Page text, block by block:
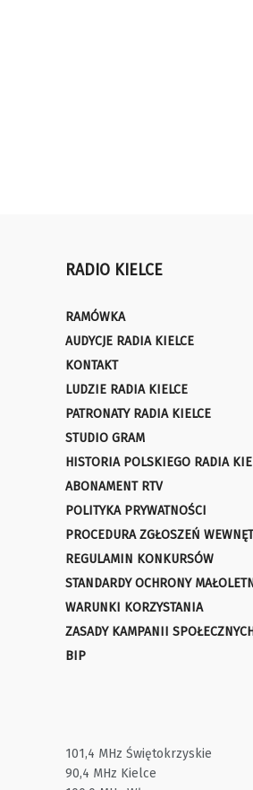
RADIO KIELCE
RAMÓWKA
AUDYCJE RADIA KIELCE
KONTAKT
LUDZIE RADIA KIELCE
PATRONATY RADIA KIELCE
STUDIO GRAM
HISTORIA POLSKIEGO RADIA
ABONAMENT RTV
POLITYKA PRYWATNOŚCI
PROCEDURA ZGŁOSZEŃ
REGULAMIN KONKURSÓW
STANDARDY OCHRONY
WARUNKI KORZYSTANIA
ZASADY KAMPANII
BIP
101,4 MHz Świętokrzyskie
90,4 MHz Kielce